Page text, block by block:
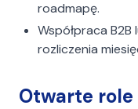
roadmapę.
Współpraca
rozliczenia
Otwarte role